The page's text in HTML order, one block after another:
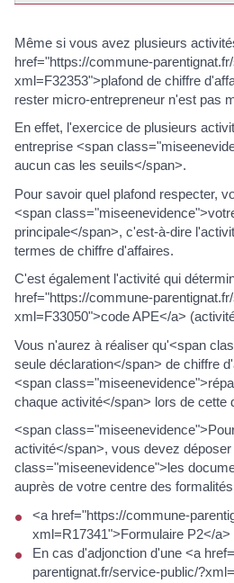
Même si vous avez plusieurs
href="https://commune-
xml=F32353">plafond de chiffre
rester micro-entrepreneur n'est pas
En effet, l'exercice de plusieurs
entreprise <span
aucun cas les seuils</span>.
Pour savoir quel plafond respecter,
<span
principale</span>, c'est-à-dire
termes de chiffre d'affaires.
C'est également l'activité qui
href="https://commune-
xml=F33050">code APE</a>
Vous n'aurez à réaliser qu'<span
seule déclaration</span> de chiffre
<span
chaque activité</span> lors de cette
<span
activité</span>, vous devez
class="miseenevidence">les
auprès de votre centre des
<a href="https://commune-
xml=R17341">Formulaire P2</
En cas d'adjonction d'une <a
parentignat.fr/service-public/